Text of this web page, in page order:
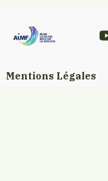
Mentions Légales